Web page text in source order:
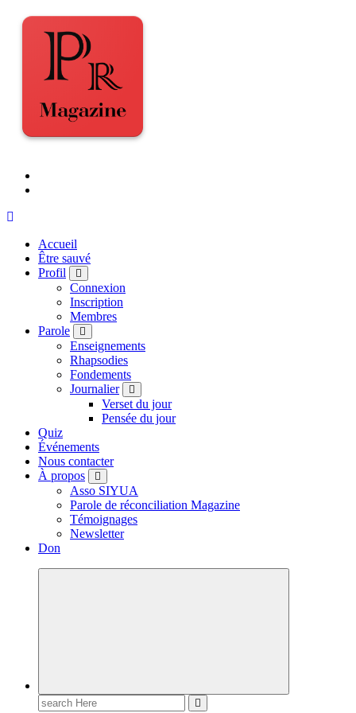
Accueil
Être sauvé
Profil
Connexion
Inscription
Membres
Parole
Enseignements
Rhapsodies
Fondements
Journalier
Verset du jour
Pensée du jour
Quiz
Événements
Nous contacter
À propos
Asso SIYUA
Parole de réconciliation Magazine
Témoignages
Newsletter
Don